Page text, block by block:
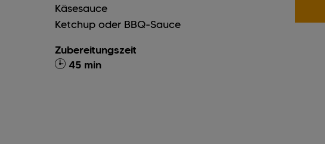
Käsesauce
Ketchup oder BBQ-Sauce
Zubereitungszeit
45 min